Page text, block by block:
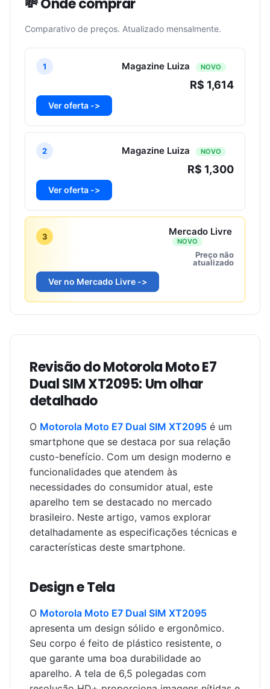
💸 Onde comprar
Comparativo de preços. Atualizado mensalmente.
1 Magazine Luiza NOVO
R$ 1,614
Ver oferta ->
2 Magazine Luiza NOVO
R$ 1,300
Ver oferta ->
3 Mercado Livre
NOVO
Preço não
atualizado
Ver no Mercado Livre ->
Revisão do Motorola Moto E7
Dual SIM XT2095: Um olhar
detalhado
O Motorola Moto E7 Dual SIM XT2095 é um
smartphone que se destaca por sua relação
custo-benefício. Com um design moderno e
funcionalidades que atendem às
necessidades do consumidor atual, este
aparelho tem se destacado no mercado
brasileiro. Neste artigo, vamos explorar
detalhadamente as especificações técnicas e
características deste smartphone.
Design e Tela
O Motorola Moto E7 Dual SIM XT2095
apresenta um design sólido e ergonômico.
Seu corpo é feito de plástico resistente, o
que garante uma boa durabilidade ao
aparelho. A tela de 6,5 polegadas com